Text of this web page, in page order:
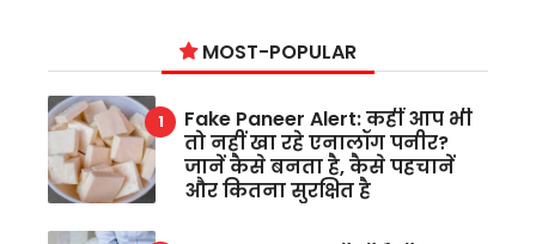
MOST-POPULAR
Fake Paneer Alert: कहीं आप भी
तो नहीं खा रहे एनालॉग पनीर?
जानें कैसे बनता है, कैसे पहचानें
और कितना सुरक्षित है